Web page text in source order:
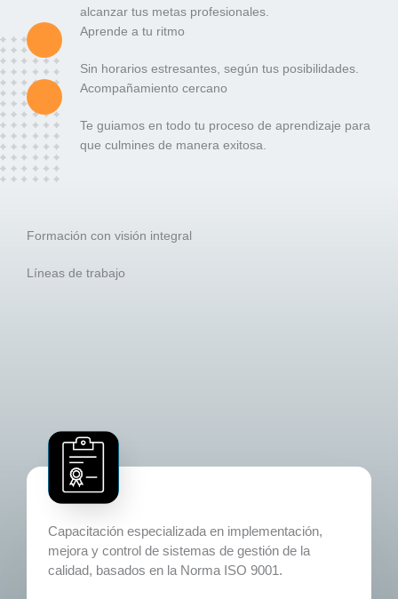
alcanzar tus metas profesionales.
Aprende a tu ritmo
Sin horarios estresantes, según tus posibilidades.
Acompañamiento cercano
Te guiamos en todo tu proceso de aprendizaje para
que culmines de manera exitosa.
Formación con visión integral
Líneas de trabajo
Capacitación especializada en implementación,
mejora y control de sistemas de gestión de la
calidad, basados en la Norma ISO 9001.​